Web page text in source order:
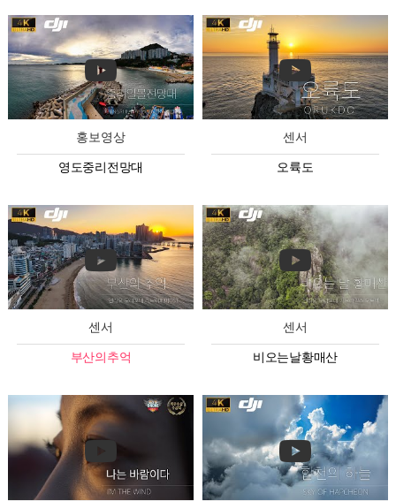
홍보영상
영도중리전망대
센서
오륙도
센서
부산의추억
센서
비오는날황매산